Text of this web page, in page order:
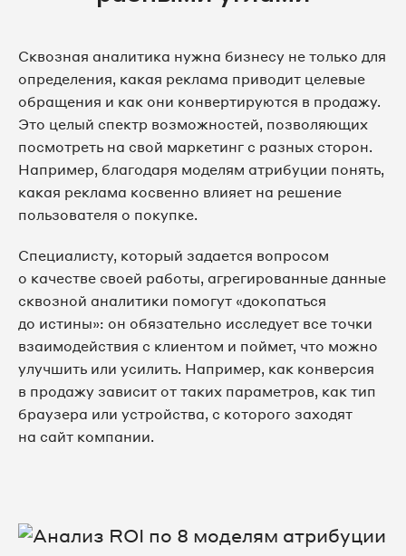
Сквозная аналитика нужна бизнесу не только для
определения, какая реклама приводит целевые
обращения и как они конвертируются в продажу.
Это целый спектр возможностей, позволяющих
посмотреть на свой маркетинг с разных сторон.
Например, благодаря моделям атрибуции понять,
какая реклама косвенно влияет на решение
пользователя о покупке.
Специалисту, который задается вопросом
о качестве своей работы, агрегированные данные
сквозной аналитики помогут «докопаться
до истины»: он обязательно исследует все точки
взаимодействия с клиентом и поймет, что можно
улучшить или усилить. Например, как конверсия
в продажу зависит от таких параметров, как тип
браузера или устройства, с которого заходят
на сайт компании.